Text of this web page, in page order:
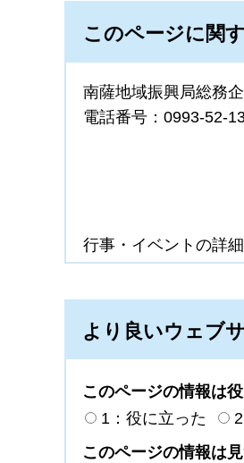
このページに関
南薩地域振興局総務
電話番号：0993-52-
行事・イベントの詳
より良いウェブ
このページの情報は
1：役に立った
このページの情報は